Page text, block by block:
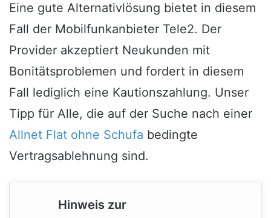
Eine gute Alternativlösung bietet in diesem
Fall der Mobilfunkanbieter Tele2. Der
Provider akzeptiert Neukunden mit
Bonitätsproblemen und fordert in diesem
Fall lediglich eine Kautionszahlung. Unser
Tipp für Alle, die auf der Suche nach einer
Allnet Flat ohne Schufa bedingte
Vertragsablehnung sind.
Hinweis zur